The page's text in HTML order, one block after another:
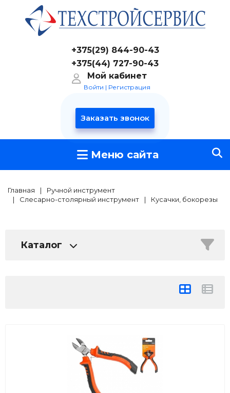
+375(29) 844-90-43
+375(44) 727-90-43
+375(29) 844-90-43
+375(44) 727-90-43
Мой кабинет
Войти | Регистрация
Заказать звонок
Меню сайта
Главная
Ручной инструмент
Слесарно-столярный инструмент
Кусачки, бокорезы
Каталог